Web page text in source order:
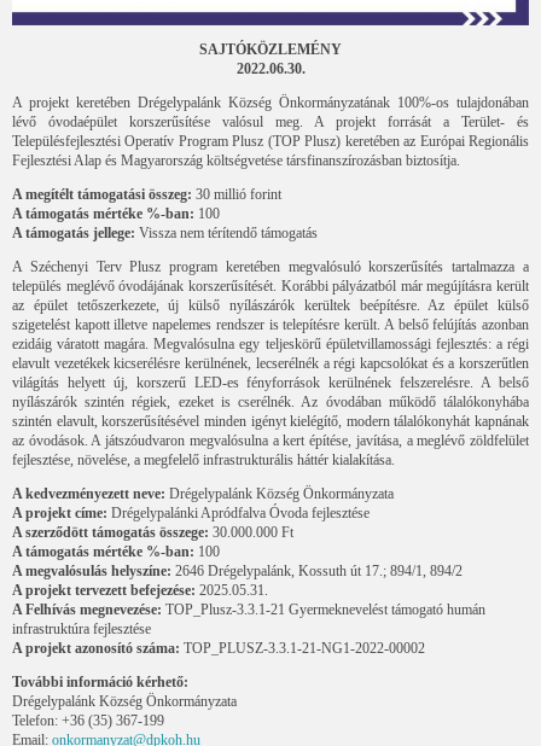
SAJTÓKÖZLEMÉNY
2022.06.30.
A projekt keretében Drégelypalánk Község Önkormányzatának 100%-os tulajdonában
lévő óvodaépület korszerűsítése valósul meg. A projekt forrását a Terület- és
Településfejlesztési Operatív Program Plusz (TOP Plusz) keretében az Európai Regionális
Fejlesztési Alap és Magyarország költségvetése társfinanszírozásban biztosítja.
A megítélt támogatási összeg: 30 millió forint
A támogatás mértéke %-ban: 100
A támogatás jellege: Vissza nem térítendő támogatás
A Széchenyi Terv Plusz program keretében megvalósuló korszerűsítés tartalmazza a
település meglévő óvodájának korszerűsítését. Korábbi pályázatból már megújításra került
az épület tetőszerkezete, új külső nyílászárók kerültek beépítésre. Az épület külső
szigetelést kapott illetve napelemes rendszer is telepítésre került. A belső felújítás azonban
ezidáig váratott magára. Megvalósulna egy teljeskörű épületvillamossági fejlesztés: a régi
elavult vezetékek kicserélésre kerülnének, lecserélnék a régi kapcsolókat és a korszerűtlen
világítás helyett új, korszerű LED-es fényforrások kerülnének felszerelésre. A belső
nyílászárók szintén régiek, ezeket is cserélnék. Az óvodában működő tálalókonyhába
szintén elavult, korszerűsítésével minden igényt kielégítő, modern tálalókonyhát kapnának
az óvodások. A játszóudvaron megvalósulna a kert építése, javítása, a meglévő zöldfelület
fejlesztése, növelése, a megfelelő infrastrukturális háttér kialakítása.
A kedvezményezett neve: Drégelypalánk Község Önkormányzata
A projekt címe: Drégelypalánki Apródfalva Óvoda fejlesztése
A szerződött támogatás összege: 30.000.000 Ft
A támogatás mértéke %-ban: 100
A megvalósulás helyszíne: 2646 Drégelypalánk, Kossuth út 17.; 894/1, 894/2
A projekt tervezett befejezése: 2025.05.31.
A Felhívás megnevezése: TOP_Plusz-3.3.1-21 Gyermeknevelést támogató humán
infrastruktúra fejlesztése
A projekt azonosító száma: TOP_PLUSZ-3.3.1-21-NG1-2022-00002
További információ kérhető:
Drégelypalánk Község Önkormányzata
Telefon: +36 (35) 367-199
Email: onkormanyzat@dpkoh.hu